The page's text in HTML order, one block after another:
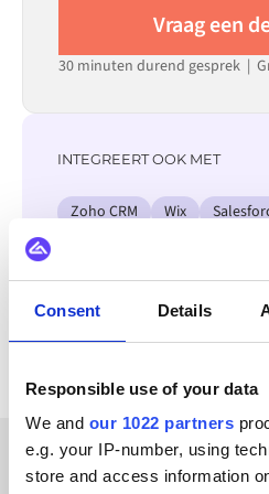
Consent Details
Responsible use of your data
We and our 1022 partners
e.g. your IP-number, using
store and access information
Vraag een
30 minuten durend gesprek |
INTEGREERT OOK MET
Zoho CRM Wix
Bekijk alle Symson